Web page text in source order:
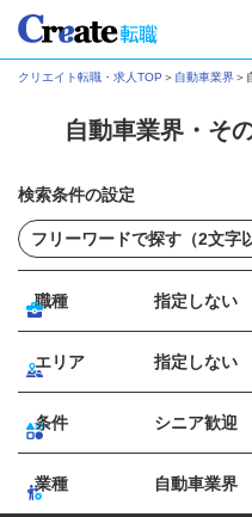
クリエイト転職・求人TOP ＞ 自動車業界＞
自動車業界・そ
検索条件の設定
職種 指定しない
エリア 指定しない
条件 シニア歓迎
業種 自動車業界